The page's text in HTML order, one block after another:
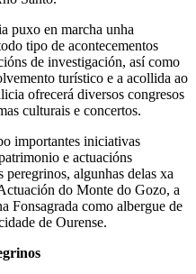
puxo en marcha unha
tipo de acontecementos
de investigación, así como
turístico e a acollida ao
ofrecerá diversos congresos
culturais e concertos.
importantes iniciativas
e actuacións
algunhas delas xa
do Monte do Gozo, a
Fonsagrada como albergue de
de Ourense.